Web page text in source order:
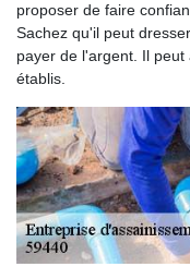
proposer de faire
Sachez qu'il peut
payer de l'argent. Il
établis.